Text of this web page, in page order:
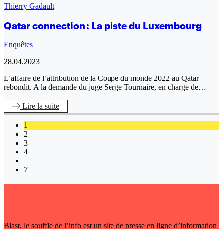
Thierry Gadault
Qatar connection : La piste du Luxembourg
Enquêtes
28.04.2023
L’affaire de l’attribution de la Coupe du monde 2022 au Qatar
rebondit. A la demande du juge Serge Tournaire, en charge de…
Lire la suite
1
2
3
4
7
Blast, le souffle de l’info est un site de presse en ligne d’information